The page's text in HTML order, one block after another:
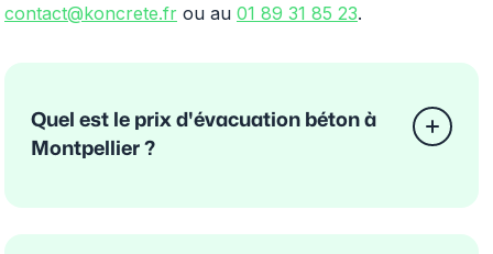
contact@koncrete.fr ou au 01 89 31 85 23.
Quel est le prix d'évacuation béton à
Montpellier ?